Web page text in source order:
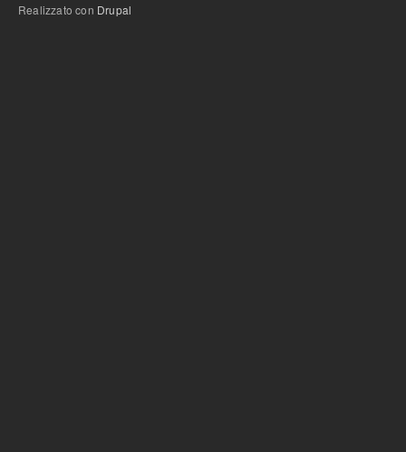
Realizzato con Drupal